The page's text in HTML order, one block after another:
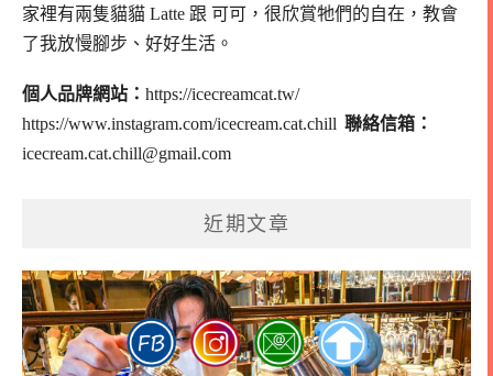
家裡有兩隻貓貓 Latte 跟 可可， 很欣賞牠們的自在，教會
了我放慢腳步、好好生活。
個人品牌網站： https://icecreamcat.tw/
https://www.instagram.com/icecream.cat.chill 聯絡信箱：
icecream.cat.chill@gmail.com
近期文章